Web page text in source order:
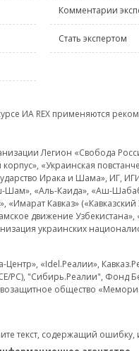
Комментарии
Стать экспертом
ИА REX применяются
Легион «Свобода
«Украинская
Ирака и Шама», ИГ,
Шам», «Аль-Каида», «Аш-
«Имарат Кавказ»
движение
украинских
Центр», «Idel.Реалии»,
PC), "Сибирь.Реалии", Фонд
общество
текст, содержащий ошибку,